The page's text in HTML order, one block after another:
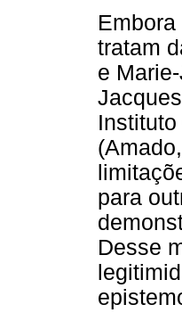
tratam
e
para
Desse